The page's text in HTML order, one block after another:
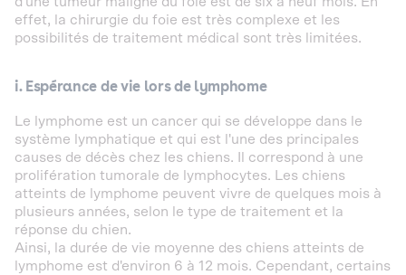
effet, la chirurgie du foie est très complexe et les
possibilités de traitement médical sont très limitées.
i. Espérance de vie lors de lymphome
Le lymphome est un cancer qui se développe dans le
système lymphatique et qui est l'une des principales
causes de décès chez les chiens. Il correspond à une
prolifération tumorale de lymphocytes. Les chiens
atteints de lymphome peuvent vivre de quelques mois à
plusieurs années, selon le type de traitement et la
réponse du chien.
Ainsi, la durée de vie moyenne des chiens atteints de
lymphome est d'environ 6 à 12 mois. Cependant, certains